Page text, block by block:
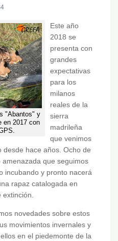
"Abantos" y
en 2017 con
Este año
2018 se
presenta con
grandes
expectativas
para los
milanos
reales de la
sierra
madrileña
que venimos
hace años. Ocho de
que seguimos
incubando y pronto nacerá
rapaz catalogada en
extinción.
novedades sobre estos
movimientos invernales y
en el piedemonte de la